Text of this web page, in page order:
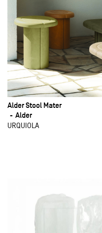
Alder Stool Mater
Alder
URQUIOLA